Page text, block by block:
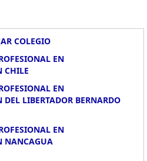
COLEGIO
EN
CHILE
EN
LIBERTADOR BERNARDO
EN
NANCAGUA